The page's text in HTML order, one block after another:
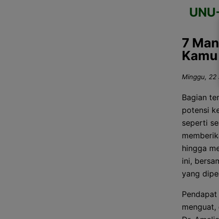
7
Kamu
Minggu, 22
Bagian
potensi
seperti
hingga
ini,
yang